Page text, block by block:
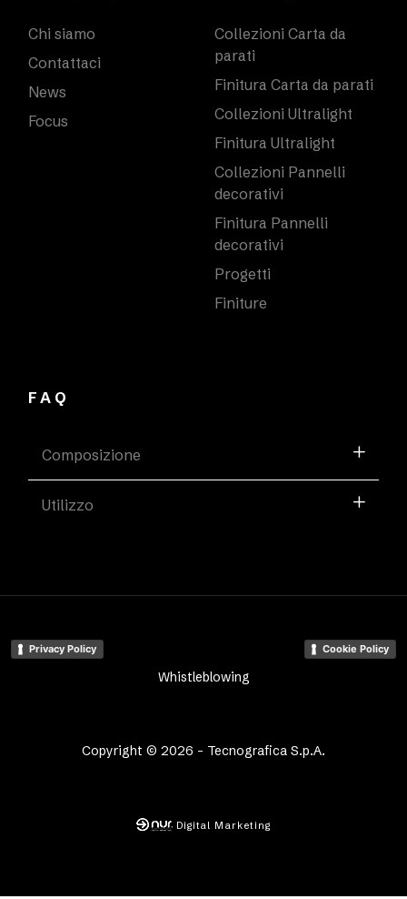
Chi siamo
Contattaci
News
Focus
Collezioni Carta da
parati
Finitura Carta da parati
Collezioni Ultralight
Finitura Ultralight
Collezioni Pannelli
decorativi
Finitura Pannelli
decorativi
Progetti
Finiture
FAQ
Composizione
Utilizzo
Copyright © 2026 - Tecnografica S.p.A.
Privacy Policy Cookie Policy
Whistleblowing
Digital Marketing